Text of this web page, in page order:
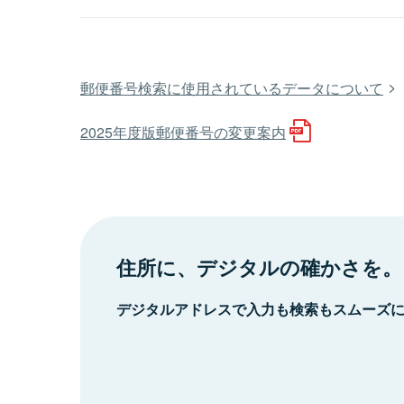
郵便番号検索に使用されているデータについて
2025年度版郵便番号の変更案内
住所に、デジタルの確かさを。
デジタルアドレスで入力も検索もスムーズ